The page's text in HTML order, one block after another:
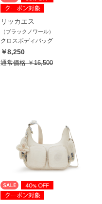
リッカエス
（ブラックノワール）
クロスボディバッグ
￥8,250
通常価格￥16,500